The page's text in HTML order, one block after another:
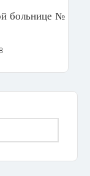
больнице №